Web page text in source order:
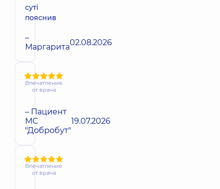
суті
пояснив
–
Маргарита02.08.2026
Впечатление
от врача
– Пациент
МС
"Добробут"
19.07.2026
Впечатление
от врача